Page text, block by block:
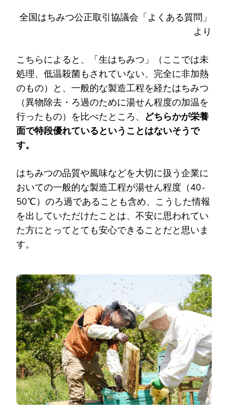
全国はちみつ公正取引協議会「よくある質問」
より
こちらによると、「生はちみつ」（ここでは未
処理、低温殺菌もされていない、完全に非加熱
のもの）と、一般的な製造工程を経たはちみつ
（異物除去・ろ過のために湯せん程度の加温を
行ったもの）を比べたところ、 どちらかが栄養
面で特段優れているということはないそうで
す。
はちみつの品質や風味などを大切に扱う企業に
おいての一般的な製造工程が湯せん程度（40-
50℃）のろ過であることも含め、こうした情報
を出していただけたことは、不安に思われてい
た方にとってとても安心できることだと思いま
す。